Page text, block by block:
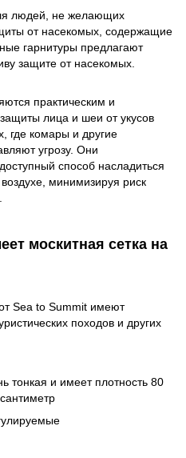
людей, не желающих
от насекомых, содержащие
гарнитуры предлагают
защите от насекомых.
практическим и
лица и шеи от укусов
где комары и другие
угрозу. Они
способ насладиться
минимизируя риск
москитная сетка на
Sea to Summit имеют
походов и других
тонкая и имеет плотность 80